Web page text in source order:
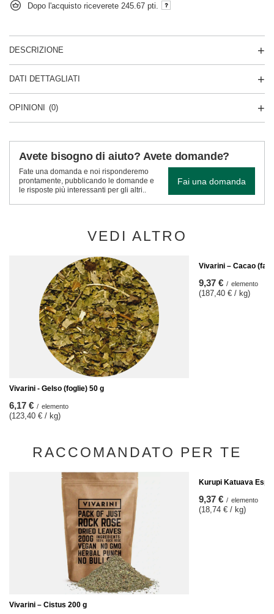
Dopo l'acquisto riceverete 245.67 pti.
DESCRIZIONE
DATI DETTAGLIATI
OPINIONI (0)
Avete bisogno di aiuto? Avete domande?
Fate una domanda e noi risponderemo
prontamente, pubblicando le domande e
le risposte più interessanti per gli altri..
Fai una domanda
VEDI ALTRO
Vivarini - Gelso (foglie) 50 g
6,17 € / elemento
(123,40 € / kg)
Vivarini – Cacao
9,37 € / elemento
(187,40 € / kg)
RACCOMANDATO PER TE
Vivarini – Cistus 200 g
Kurupi Katuava
9,37 € / elemento
(18,74 € / kg)